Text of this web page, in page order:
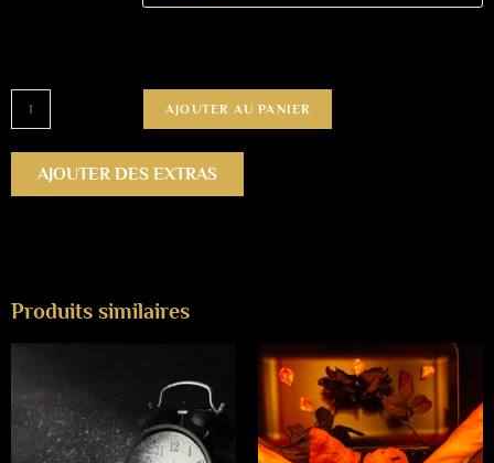
AJOUTER AU PANIER
AJOUTER DES EXTRAS
Produits similaires